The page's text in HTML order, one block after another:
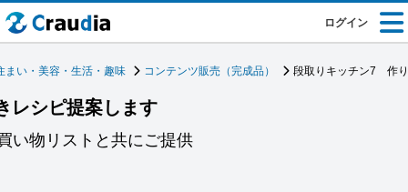
ログイン
まい・美容・生活・趣味 コンテンツ販売（完成品） 段取りキッチン7 作
シピ提案します
い物リストと共にご提供